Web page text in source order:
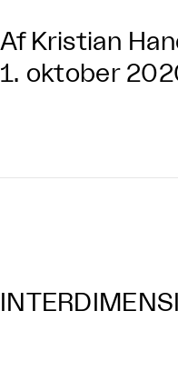
Af Kristian
1. oktober